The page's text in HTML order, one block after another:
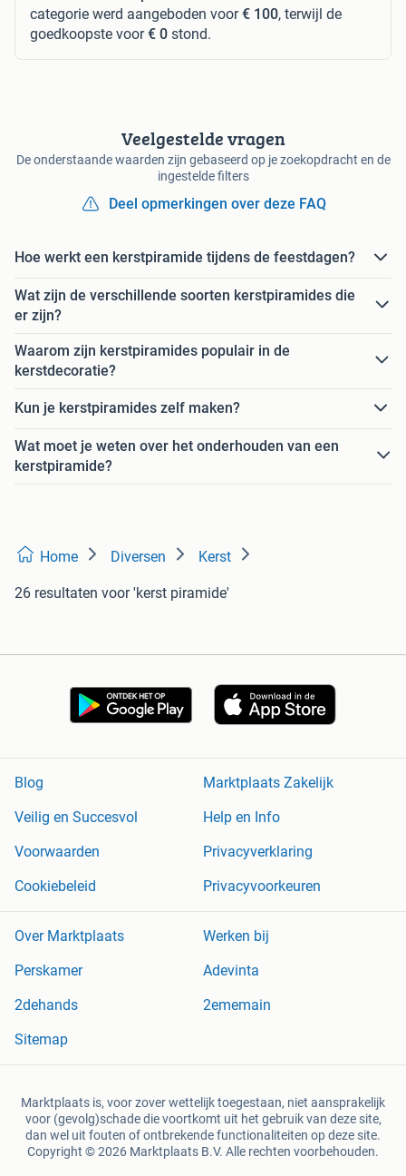
categorie werd aangeboden voor€ 100, terwijl de
goedkoopste voor€ 0 stond.
Veelgestelde vragen
De onderstaande waarden zijn gebaseerd op je zoekopdracht en de
ingestelde filters
Deel opmerkingen over deze FAQ
Hoe werkt een kerstpiramide tijdens de feestdagen?
Wat zijn de verschillende soorten kerstpiramides die
er zijn?
Waarom zijn kerstpiramides populair in de
kerstdecoratie?
Kun je kerstpiramides zelf maken?
Wat moet je weten over het onderhouden van een
kerstpiramide?
Home Diversen Kerst
26 resultaten voor 'kerst piramide'
Blog
Marktplaats Zakelijk
Veilig en Succesvol
Help en Info
Voorwaarden
Privacyverklaring
Cookiebeleid
Privacyvoorkeuren
Over Marktplaats
Werken bij
Perskamer
Adevinta
2dehands
2ememain
Sitemap
Marktplaats is, voor zover wettelijk toegestaan, niet aansprakelijk
voor (gevolg)schade die voortkomt uit het gebruik van deze site,
dan wel uit fouten of ontbrekende functionaliteiten op deze site.
Copyright © 2026 Marktplaats B.V. Alle rechten voorbehouden.